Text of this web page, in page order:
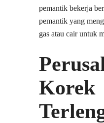
pemantik bekerja
pemantik yang
gas atau cair untuk
Korek